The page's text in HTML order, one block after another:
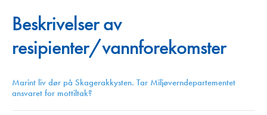
Beskrivelser av
resipienter/vannforekomster
Marint liv dør på Skagerakkysten. Tar Miljøverndepartementet
ansvaret for mottiltak?